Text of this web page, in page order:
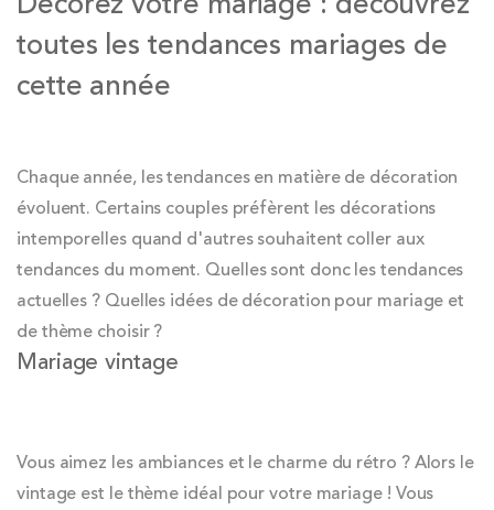
toutes les tendances mariages de
cette année
Chaque année, les tendances en matière de décoration
évoluent. Certains couples préfèrent les décorations
intemporelles quand d'autres souhaitent coller aux
tendances du moment. Quelles sont donc les tendances
actuelles ? Quelles idées de décoration pour mariage et
de thème choisir ?
Mariage vintage
Vous aimez les ambiances et le charme du rétro ? Alors le
vintage est le thème idéal pour votre mariage ! Vous